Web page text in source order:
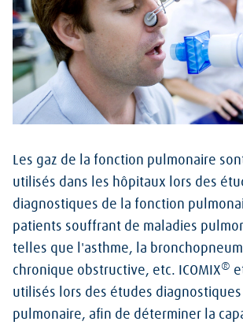
Les gaz de la fonction pulmonaire
utilisés dans les hôpitaux lors des
diagnostiques de la fonction
patients souffrant de maladies
telles que l'asthme, la
chronique obstructive, etc. ICOMIX®
utilisés lors des études
pulmonaire, afin de déterminer la